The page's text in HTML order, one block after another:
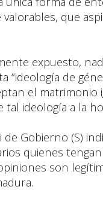
valorables, que
expuesto,
“ideología de
el
tal ideología a la
de Gobierno (S)
quienes
son